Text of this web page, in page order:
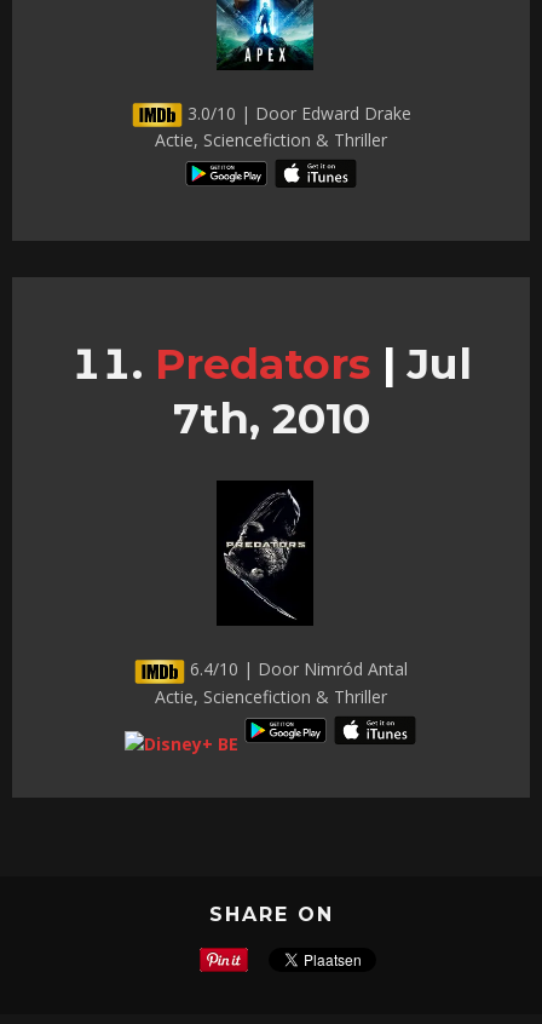
3.0/10 | Door Edward Drake
Actie, Sciencefiction & Thriller
Predators | Jul
7th, 2010
6.4/10 | Door Nimród Antal
Actie, Sciencefiction & Thriller
SHARE ON